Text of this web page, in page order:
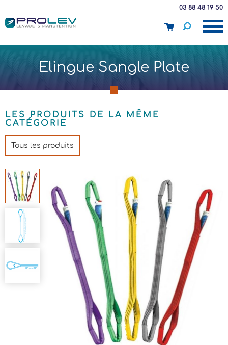
03 88 48 19 50
panier
Elingue Sangle Plate
LES PRODUITS DE LA MÊME
CATÉGORIE
Tous les produits